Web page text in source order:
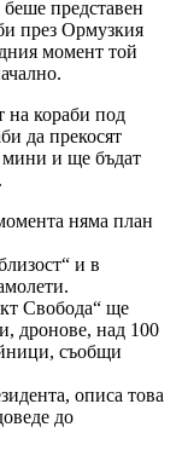
представен
през Ормузкия
момент той
кораби под
да прекосят
мини и ще бъдат
няма план
и в
Свобода“ ще
дронове, над 100
съобщи
описа това
до